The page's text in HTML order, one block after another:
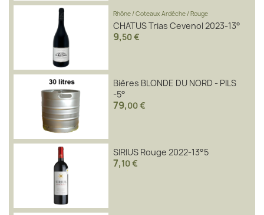
Rhône/Coteaux Ardèche/Rouge
CHATUS Trias Cevenol 2023-13°
9,50 €
Bières BLONDE DU NORD - PILS
-5°
79,00 €
SIRIUS Rouge 2022-13°5
7,10 €